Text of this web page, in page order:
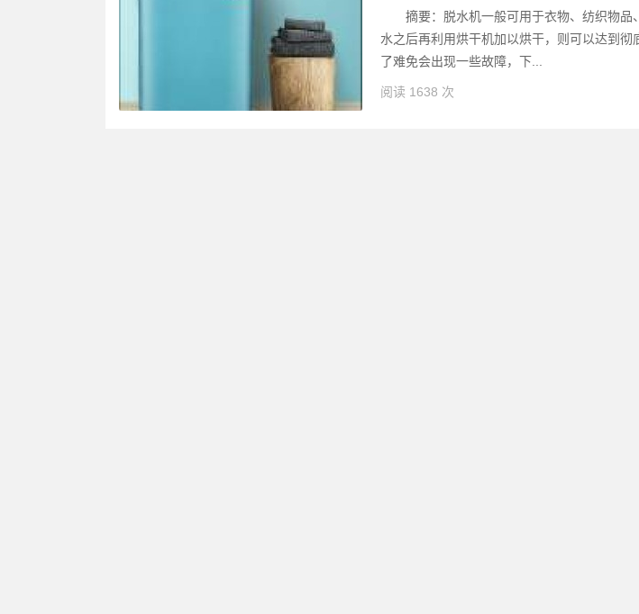
摘要：脱水机一般可用于衣物、纺织物品
水之后再利用烘干机加以烘干，则可以达到彻
了难免会出现一些故障，下...
阅读 1638 次